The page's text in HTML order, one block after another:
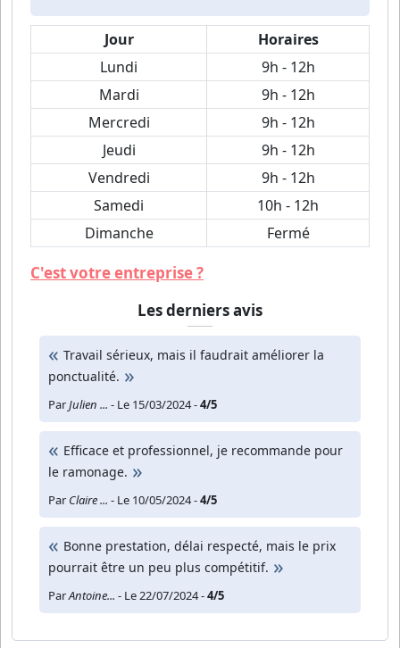
Jour
Horaires
Lundi
9h - 12h
Mardi
9h - 12h
Mercredi
9h - 12h
Jeudi
9h - 12h
Vendredi
9h - 12h
Samedi
10h - 12h
Dimanche
Fermé
C'est votre entreprise ?
Les derniers avis
Travail sérieux, mais il faudrait améliorer la
ponctualité.
ParJulien ... - Le 15/03/2024 -4/5
Efficace et professionnel, je recommande pour
le ramonage.
Par Claire ... - Le 10/05/2024 -4/5
Bonne prestation, délai respecté, mais le prix
pourrait être un peu plus compétitif.
ParAntoine... - Le 22/07/2024 -4/5